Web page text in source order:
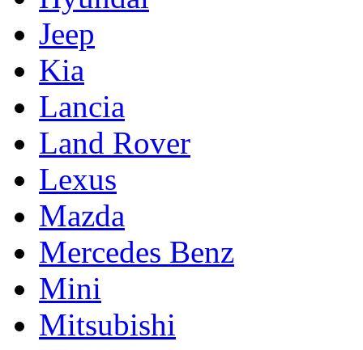
Jeep
Kia
Lancia
Land Rover
Lexus
Mazda
Mercedes Benz
Mini
Mitsubishi